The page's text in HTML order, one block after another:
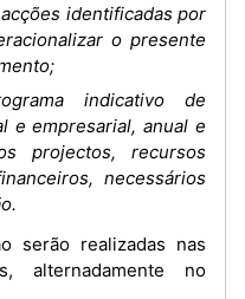
identificadas por
o presente
indicativo de
e empresarial, anual e
projectos, recursos
necessários
alternadamente no